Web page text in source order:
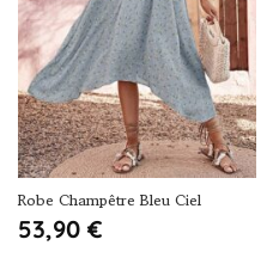
Robe Champêtre Bleu Ciel
53,90 €